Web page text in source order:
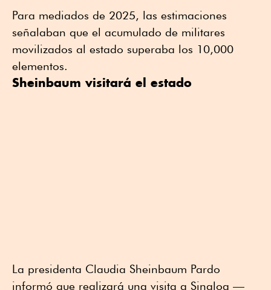
Para mediados de 2025, las estimaciones
señalaban que el acumulado de militares
movilizados al estado superaba los 10,000
elementos.
Sheinbaum visitará el estado
La presidenta Claudia Sheinbaum Pardo
informó que realizará una visita a Sinaloa —